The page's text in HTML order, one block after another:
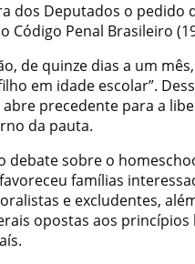
dos Deputados o pedido
Código Penal Brasileiro
de quinze dias a um
em idade escolar”.
precedente para a
da pauta.
debate sobre o
famílias
e excludentes,
opostas aos